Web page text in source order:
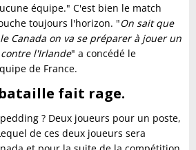
équipe." C'est bien le match
toujours l'horizon. "On sait que
Canada on va se préparer à jouer un
l'Irlande" a concédé le
de France.
fait rage.
? Deux joueurs pour un poste,
de ces deux joueurs sera